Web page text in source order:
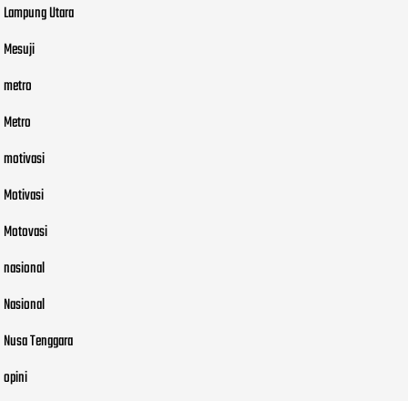
Lampung Utara
Mesuji
metro
Metro
motivasi
Motivasi
Motovasi
nasional
Nasional
Nusa Tenggara
opini